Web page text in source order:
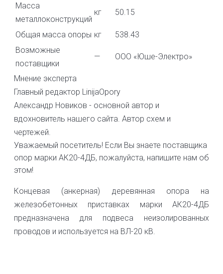
Масса
металлоконструкций
кг 50.15
Общая масса опоры кг
538.43
Возможные
поставщики
— ООО «Юше-Электро»
Мнение эксперта
Главный редактор LinijaOpory
Александр Новиков - основной автор и
вдохновитель нашего сайта. Автор схем и
чертежей.
Уважаемый посетитель! Если Вы знаете поставщика
опор марки АК20-4ДБ, пожалуйста, напишите нам об
этом!
Концевая (анкерная) деревянная опора на
железобетонных приставках марки АК20-4ДБ
предназначена для подвеса неизолированных
проводов и используется на ВЛ-20 кВ.